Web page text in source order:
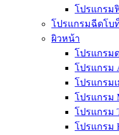
โปรแกรม
โปรแกรมฉีดโบ
ผิวหน้า
โปรแกรม
โปรแกรม
โปรแกรม
โปรแกรม
โปรแกรม
โปรแกรม